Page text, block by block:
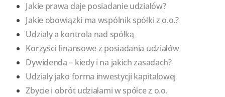
Jakie prawa daje posiadanie udziałów?
Jakie obowiązki ma wspólnik spółki z o.o.?
Udziały a kontrola nad spółką
Korzyści finansowe z posiadania udziałów
Dywidenda – kiedy i na jakich zasadach?
Udziały jako forma inwestycji kapitałowej
Zbycie i obrót udziałami w spółce z o.o.